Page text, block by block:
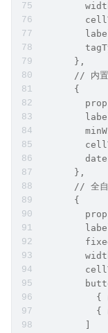
      },
// 内置
      {
      },
// 全自
      {
{
{